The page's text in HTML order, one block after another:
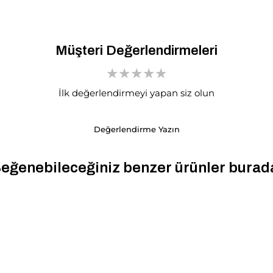
Müşteri Değerlendirmeleri
İlk değerlendirmeyi yapan siz olun
Değerlendirme Yazın
benzer ürünler